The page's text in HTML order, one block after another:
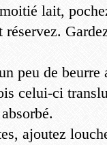
lait,
peu de
celui-ci
ajoutez